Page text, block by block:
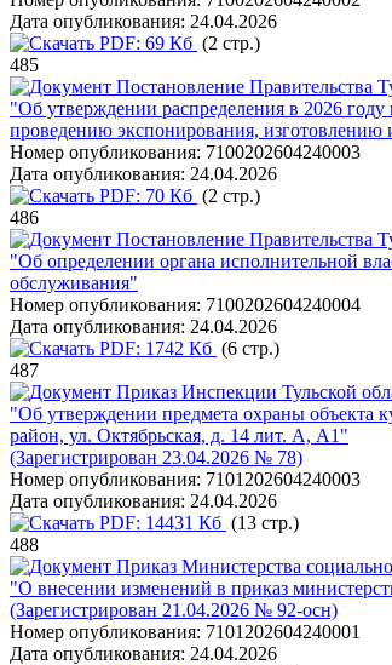
Дата опубликования: 24.04.2026
PDF: 69 Кб (2 стр.)
485
Постановление Правительства
"Об утверждении распределения в 2026
проведению экспонирования, изготовлению
Номер опубликования: 7100202604240003
Дата опубликования: 24.04.2026
PDF: 70 Кб (2 стр.)
486
Постановление Правительства
"Об определении органа исполнительной
обслуживания"
Номер опубликования: 7100202604240004
Дата опубликования: 24.04.2026
PDF: 1742 Кб (6 стр.)
487
Приказ Инспекции Тульской
"Об утверждении предмета охраны объекта
район, ул. Октябрьская, д. 14 лит. А, А1"
(Зарегистрирован 23.04.2026 № 78)
Номер опубликования: 7101202604240003
Дата опубликования: 24.04.2026
PDF: 14431 Кб (13 стр.)
488
Приказ Министерства
"О внесении изменений в приказ
(Зарегистрирован 21.04.2026 № 92-осн)
Номер опубликования: 7101202604240001
Дата опубликования: 24.04.2026